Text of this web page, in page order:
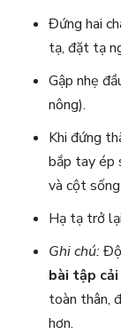
Đứng hai
tạ, đặt tạ
Gập nhẹ
nông).
Khi đứng
bắp tay ép
và cột
Hạ tạ trở
Ghi chú:
bài tập
toàn thân,
hơn.